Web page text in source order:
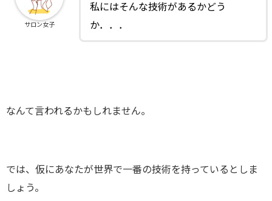
私にはそんな技術があるかどう
か．．．
サロン女子
なんて言われるかもしれません。
では、仮にあなたが世界で一番の技術を持っているとしま
しょう。